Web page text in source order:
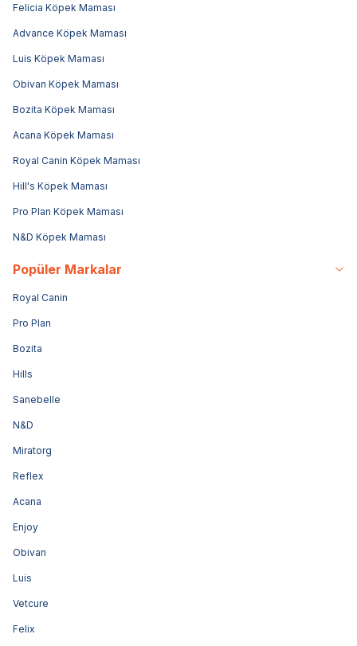
Felicia Köpek Maması
Advance Köpek Maması
Luis Köpek Maması
Obivan Köpek Maması
Bozita Köpek Maması
Acana Köpek Maması
Royal Canin Köpek Maması
Hill's Köpek Maması
Pro Plan Köpek Maması
N&D Köpek Maması
Popüler Markalar
Royal Canin
Pro Plan
Bozita
Hills
Sanebelle
N&D
Miratorg
Reflex
Acana
Enjoy
Obivan
Luis
Vetcure
Felix